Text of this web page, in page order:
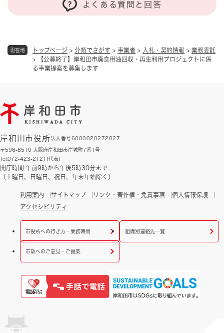
現在地 トップページ > 分類でさがす > 事業者 > 入札・契約情報 > 業務委託
>
【公募終了】岸和田市廃食用油回収・再生利用プロジェクトに係
る事業提案を募集します
よくある質問と回答
岸和田市役所法人番号6000020272027
〒596-8510 大阪府岸和田市岸城町7番1号
Tel:072-423-2121(代表)
開庁時間:午前9時から午後5時30分まで
（土曜日、日曜日、祝日、年末年始除く）
利用案内 サイトマップ リンク・著作権・免責事項
個人情報保護
アクセシビリティ
市役所への行き方・業務時間 組織別連絡先一覧
市政へのご意見・ご提案